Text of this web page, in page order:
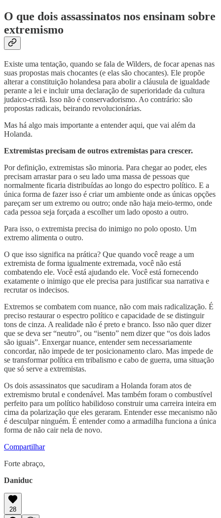
O que dois assassinatos nos ensinam sobre
extremismo
Existe uma tentação, quando se fala de Wilders, de focar apenas nas
suas propostas mais chocantes (e elas são chocantes). Ele propõe
alterar a constituição holandesa para abolir a cláusula de igualdade
perante a lei e incluir uma declaração de superioridade da cultura
judaico-cristã. Isso não é conservadorismo. Ao contrário: são
propostas radicais, beirando revolucionárias.
Mas há algo mais importante a entender aqui, que vai além da
Holanda.
Extremistas precisam de outros extremistas para crescer.
Por definição, extremistas são minoria. Para chegar ao poder, eles
precisam arrastar para o seu lado uma massa de pessoas que
normalmente ficaria distribuídas ao longo do espectro político. E a
única forma de fazer isso é criar um ambiente onde as únicas opções
pareçam ser um extremo ou outro; onde não haja meio-termo, onde
cada pessoa seja forçada a escolher um lado oposto a outro.
Para isso, o extremista precisa do inimigo no polo oposto. Um
extremo alimenta o outro.
O que isso significa na prática? Que quando você reage a um
extremista de forma igualmente extremada, você não está
combatendo ele. Você está ajudando ele. Você está fornecendo
exatamente o inimigo que ele precisa para justificar sua narrativa e
recrutar os indecisos.
Extremos se combatem com nuance, não com mais radicalização. É
preciso restaurar o espectro político e capacidade de se distinguir
tons de cinza. A realidade não é preto e branco. Isso não quer dizer
que se deva ser “neutro”, ou “isento” nem dizer que “os dois lados
são iguais”. Enxergar nuance, entender sem necessariamente
concordar, não impede de ter posicionamento claro. Mas impede de
se transformar política em tribalismo e cabo de guerra, uma situação
que só serve a extremistas.
Os dois assassinatos que sacudiram a Holanda foram atos de
extremismo brutal e condenável. Mas também foram o combustível
perfeito para um político habilidoso construir uma carreira inteira em
cima da polarização que eles geraram. Entender esse mecanismo não
é desculpar ninguém. É entender como a armadilha funciona a única
forma de não cair nela de novo.
Compartilhar
Forte abraço,
Daniduc
28